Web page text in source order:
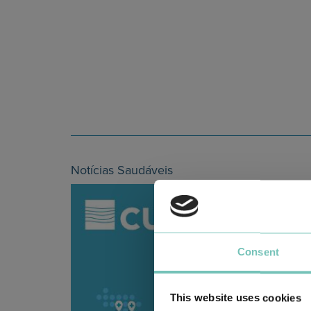
Consent
This website uses cookies
Notícias Saudáveis